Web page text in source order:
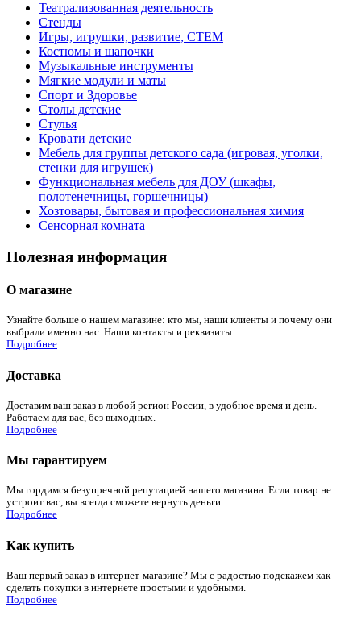
Театрализованная деятельность
Стенды
Игры, игрушки, развитие, СТЕМ
Костюмы и шапочки
Музыкальные инструменты
Мягкие модули и маты
Спорт и Здоровье
Столы детские
Стулья
Кровати детские
Мебель для группы детского сада (игровая, уголки,
стенки для игрушек)
Функциональная мебель для ДОУ (шкафы,
полотенечницы, горшечницы)
Хозтовары, бытовая и профессиональная химия
Сенсорная комната
Полезная информация
О магазине
Узнайте больше о нашем магазине: кто мы, наши клиенты и почему они
выбрали именно нас. Наши контакты и реквизиты.
Подробнее
Доставка
Доставим ваш заказ в любой регион России, в удобное время и день.
Работаем для вас, без выходных.
Подробнее
Мы гарантируем
Мы гордимся безупречной репутацией нашего магазина. Если товар не
устроит вас, вы всегда сможете вернуть деньги.
Подробнее
Как купить
Ваш первый заказ в интернет-магазине? Мы с радостью подскажем как
сделать покупки в интернете простыми и удобными.
Подробнее